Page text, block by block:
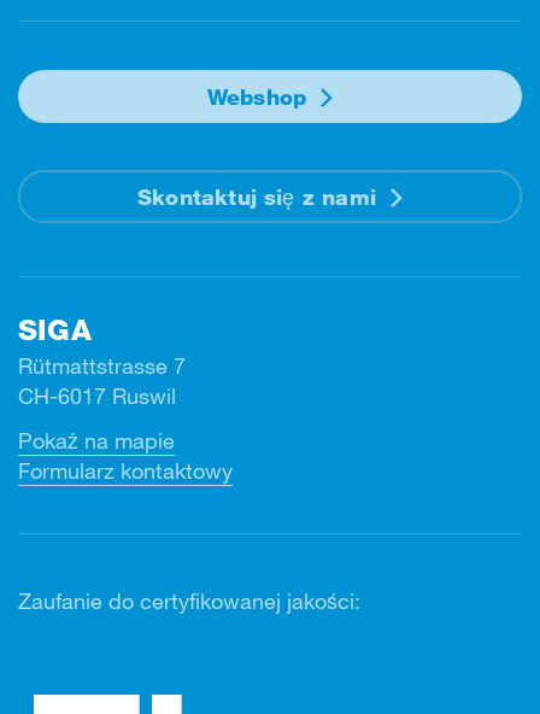
Webshop
Skontaktuj się z nami
SIGA
Rütmattstrasse 7
CH-6017 Ruswil
Pokaż na mapie
Formularz kontaktowy
Zaufanie do certyfikowanej jakości: